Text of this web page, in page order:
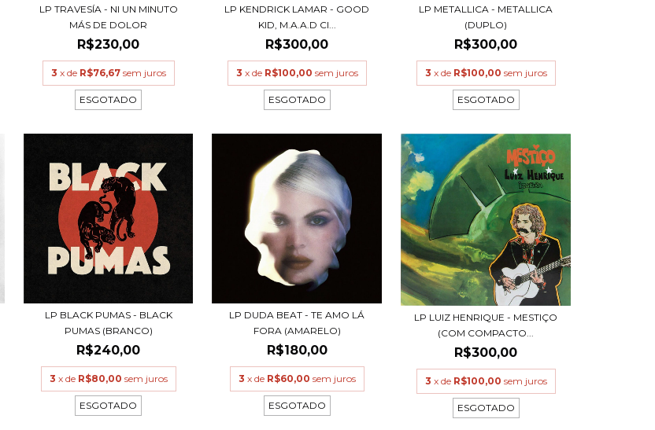
LP TRAVESÍA - NI UN MINUTO
MÁS DE DOLOR
R$230,00
3 x de R$76,67 sem juros
ESGOTADO
LP KENDRICK LAMAR - GOOD
KID, M.A.A.D CI...
R$300,00
3 x de R$100,00 sem juros
ESGOTADO
LP METALLICA - METALLICA
(DUPLO)
R$300,00
3 x de R$100,00 sem juros
ESGOTADO
LP BLACK PUMAS - BLACK
PUMAS (BRANCO)
R$240,00
3 x de R$80,00 sem juros
ESGOTADO
LP DUDA BEAT - TE AMO LÁ
FORA (AMARELO)
R$180,00
3 x de R$60,00 sem juros
ESGOTADO
LP LUIZ HENRIQUE - MESTIÇO
(COM COMPACTO...
R$300,00
3 x de R$100,00 sem juros
ESGOTADO